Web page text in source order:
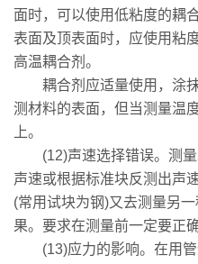
面时，可以使用低粘度的耦
表面及顶表面时，应使用粘
高温耦合剂。
耦合剂应适量使用，涂抹
测材料的表面，但当测量温
上。
(12)声速选择错误。测量
声速或根据标准块反测出声
(常用试块为钢)又去测量另
果。要求在测量前一定要正
(13)应力的影响。在用管